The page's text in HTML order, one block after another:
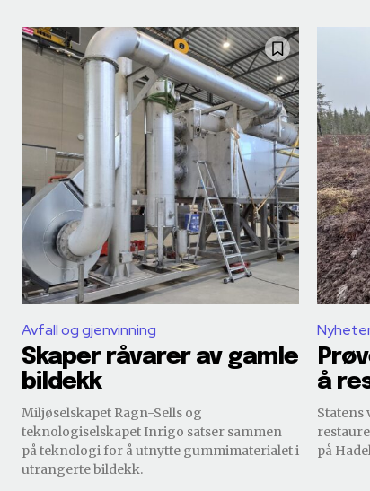
Avfall og gjenvinning
Skaper råvarer av gamle
bildekk
Miljøselskapet Ragn-Sells og
teknologiselskapet Inrigo satser sammen
på teknologi for å utnytte gummimaterialet i
utrangerte bildekk.
å
Statens
på